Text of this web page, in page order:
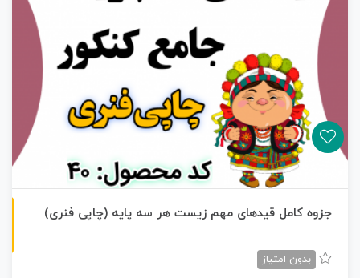
جزوه کامل قیدهای مهم زیست هر سه پایه (چاپی فنری)
بدون امتیاز